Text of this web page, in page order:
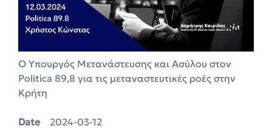
Ο Υπουργός Μετανάστευσης και Ασύλου στον
Politica 89,8 για τις μεταναστευτικές ροές στην
Κρήτη
Date2024-03-12